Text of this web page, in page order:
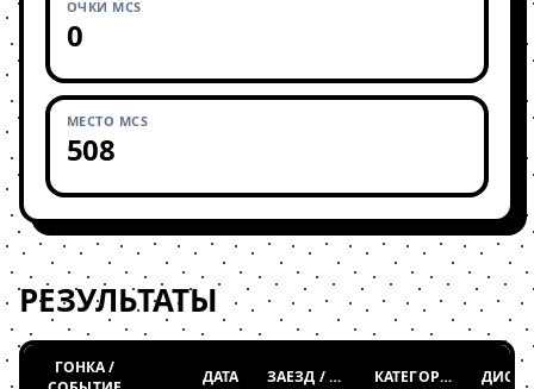
ОЧКИ MCS
0
МЕСТО MCS
508
РЕЗУЛЬТАТЫ
ГОНКА /
ДАТА ЗАЕЗД / ТАБЛИЦА КАТЕГОРИЯ